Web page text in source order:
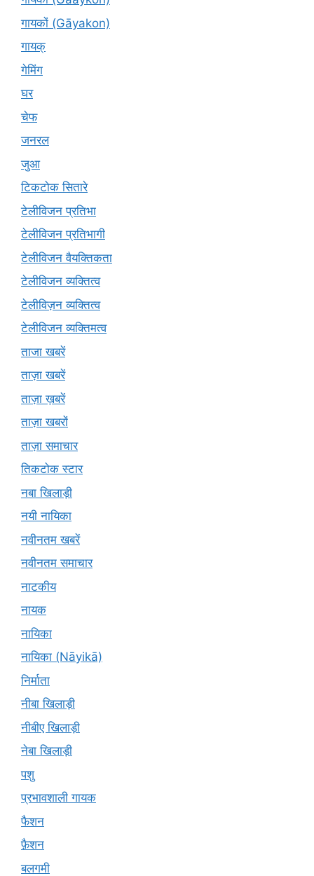
गायकों (Gāyakon)
गायक्
गेमिंग
घर
चेफ
जनरल
जुआ
टिकटोक सितारे
टेलीविजन प्रतिभा
टेलीविजन प्रतिभागी
टेलीविजन वैयक्तिकता
टेलीविजन व्यक्तित्व
टेलीविज़न व्यक्तित्व
टेलीविजन व्यक्तिमत्व
ताजा खबरें
ताज़ा खबरें
ताज़ा ख़बरें
ताज़ा खबरों
ताज़ा समाचार
तिकटोक स्टार
नबा खिलाड़ी
नयी नायिका
नवीनतम खबरें
नवीनतम समाचार
नाटकीय
नायक
नायिका
नायिका (Nāyikā)
निर्माता
नीबा खिलाड़ी
नीबीए खिलाड़ी
नेबा खिलाड़ी
पशु
प्रभावशाली गायक
फैशन
फ़ैशन
बलगमी